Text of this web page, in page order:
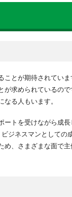
する方法
とが期待されてい
が求められているの
る人もいます。
ートを受けながら成
ジネスマンとしての
め、さまざまな面で